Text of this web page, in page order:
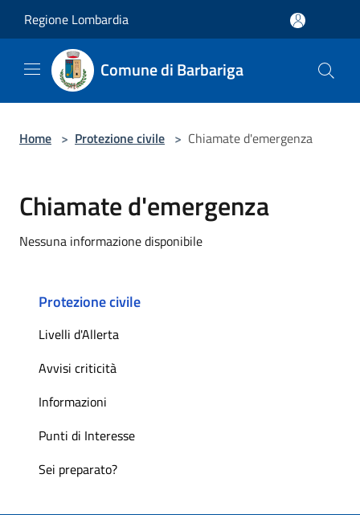
Regione Lombardia
Comune di Barbariga
Home > Protezione civile > Chiamate d'emergenza
Chiamate d'emergenza
Nessuna informazione disponibile
Protezione civile
Livelli d'Allerta
Avvisi criticità
Informazioni
Punti di Interesse
Sei preparato?